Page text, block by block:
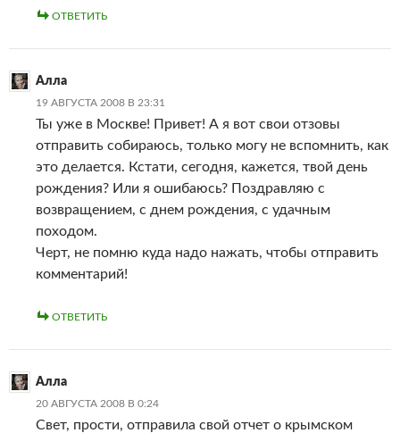
ОТВЕТИТЬ
Алла
19 АВГУСТА 2008 В 23:31
Ты уже в Москве! Привет! А я вот свои отзовы
отправить собираюсь, только могу не вспомнить, как
это делается. Кстати, сегодня, кажется, твой день
рождения? Или я ошибаюсь? Поздравляю с
возвращением, с днем рождения, с удачным
походом.
Черт, не помню куда надо нажать, чтобы отправить
комментарий!
ОТВЕТИТЬ
Алла
20 АВГУСТА 2008 В 0:24
Свет, прости, отправила свой отчет о крымском